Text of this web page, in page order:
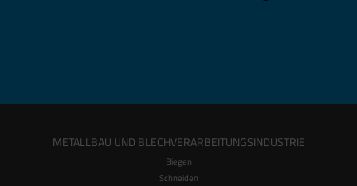
METALLBAU UND BLECHVERARBEITUNGSINDUSTRIE
Biegen
Schneiden